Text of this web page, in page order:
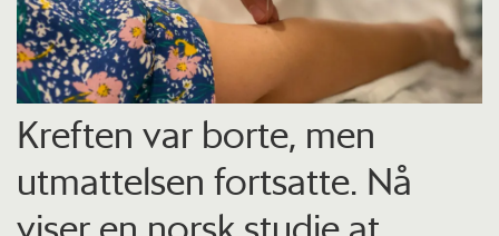
Kreften var borte, men
utmattelsen fortsatte. Nå